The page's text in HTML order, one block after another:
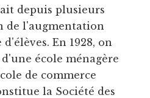
depuis plusieurs
de l'augmentation
En 1928, on
école ménagère
de commerce
la Société des